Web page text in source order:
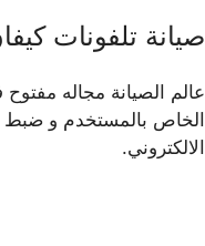
صيانة تلفونات
عالم الصيانة مجاله
الخاص بالمستخدم و ضبط
الالكتروني.